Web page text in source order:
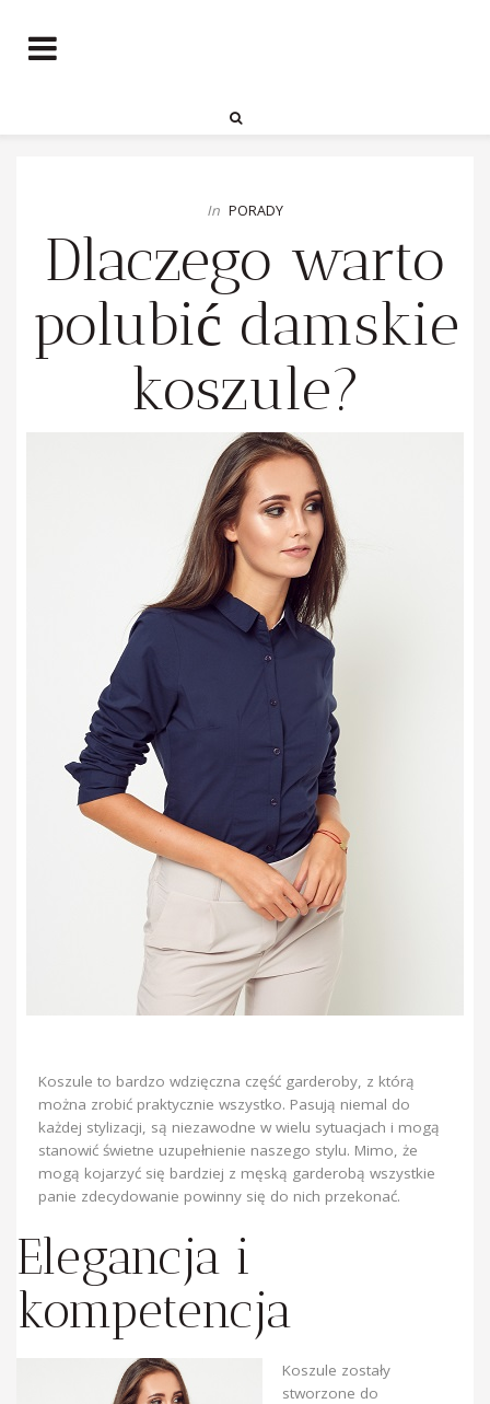
In PORADY
Dlaczego warto
polubić damskie
koszule?
Koszule to bardzo wdzięczna część garderoby, z którą
można zrobić praktycznie wszystko. Pasują niemal do
każdej stylizacji, są niezawodne w wielu sytuacjach i mogą
stanowić świetne uzupełnienie naszego stylu. Mimo, że
mogą kojarzyć się bardziej z męską garderobą wszystkie
panie zdecydowanie powinny się do nich przekonać.
Elegancja i
kompetencja
Koszule zostały
stworzone do